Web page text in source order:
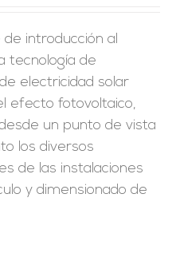
de introducción al
tecnología de
electricidad solar
efecto fotovoltaico,
un punto de vista
los diversos
de las instalaciones
y dimensionado de